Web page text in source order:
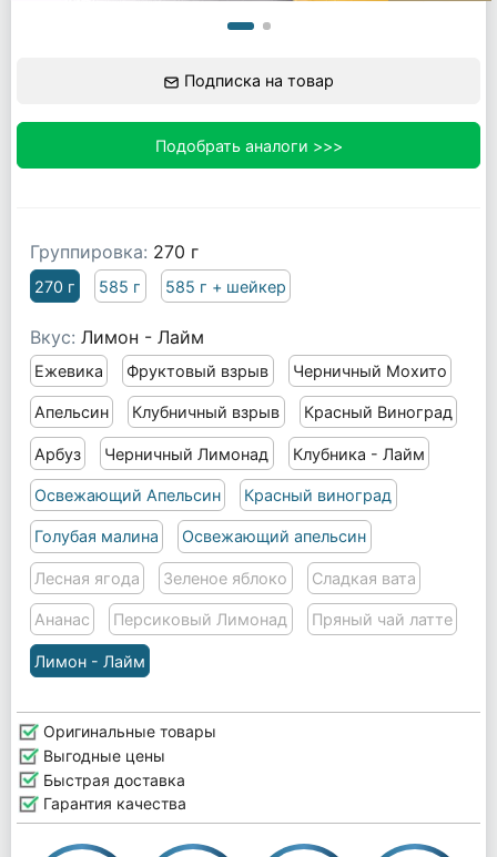
Подписка на товар
Подобрать аналоги >>>
Группировка: 270 г
270 г 585 г 585 г + шейкер
Вкус: Лимон - Лайм
Ежевика Фруктовый взрыв Черничный Мохито
Апельсин Клубничный взрыв Красный Виноград
Арбуз Черничный Лимонад Клубника - Лайм
Освежающий Апельсин Красный виноград
Голубая малина Освежающий апельсин
Лесная ягода Зеленое яблоко Сладкая вата
Ананас Персиковый Лимонад Пряный чай латте
Лимон - Лайм
Оригинальные товары
Выгодные цены
Быстрая доставка
Гарантия качества